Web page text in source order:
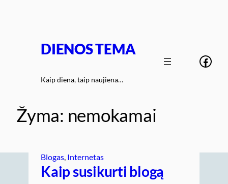
DIENOS TEMA
Kaip diena, taip naujiena…
Žyma: nemokamai
Blogas Internetas
Kaip susikurti blogą